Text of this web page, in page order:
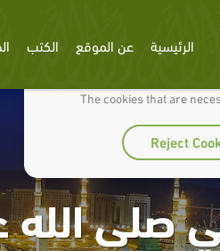
We use cookies to make our
The cookies that are
Reject
الرئيسية عن الموقع الكتب
صلى